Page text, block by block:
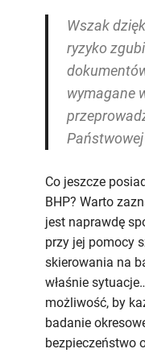
Wszak
ryzyko
wymagane
Co jeszcze
BHP? Warto
jest naprawdę
przy jej pomocy
skierowania na
właśnie
możliwość, by
badanie
bezpieczeństwo